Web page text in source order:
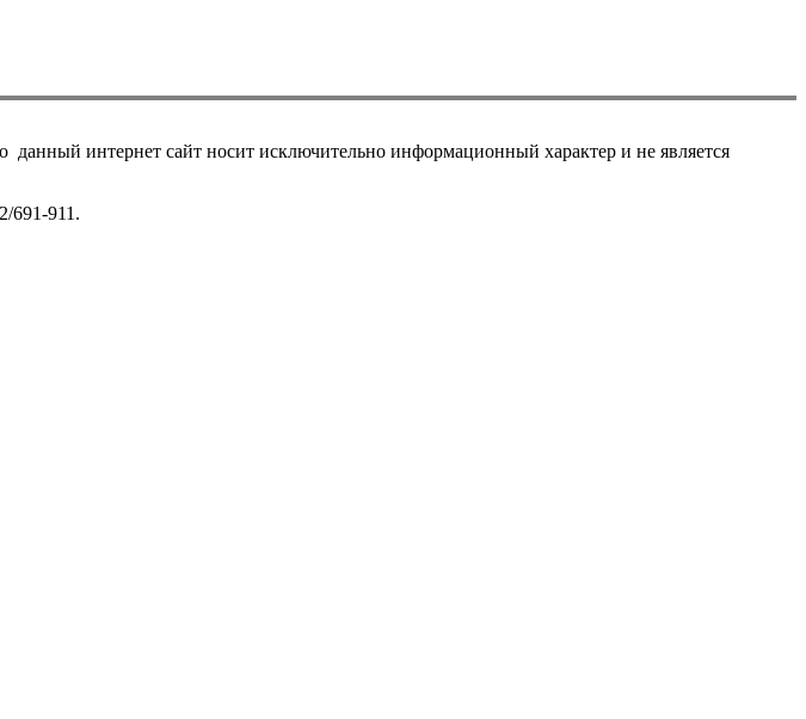
интернет сайт носит исключительно информационный характер и не является
691-911.